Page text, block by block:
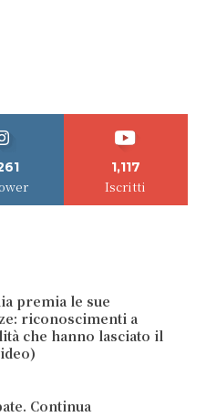
1,117
Iscritti
premia le sue
riconoscimenti a
che hanno lasciato il
Continua